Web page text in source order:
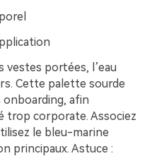
vestes portées, l’eau
Cette palette sourde
afin
trop corporate. Associez
le bleu-marine
principaux. Astuce :